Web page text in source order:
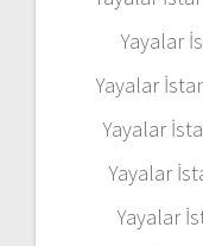
Yayalar
Yayalar
Yayalar
Yayalar
Yayalar